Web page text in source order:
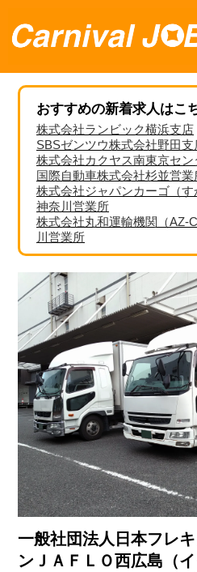
おすすめの新着求人はこ
株式会社ランビック横浜支店
SBSゼンツウ株式会社野田支
株式会社カクヤス南東京セン
国際自動車株式会社杉並営業
株式会社ジャパンカーゴ（す
神奈川営業所
株式会社丸和運輸機関（AZ-
川営業所
一般社団法人日本フレ
ンＪＡＦＬＯ西広島（